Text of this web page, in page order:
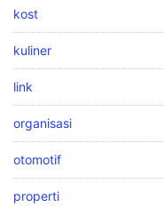
kost
kuliner
link
organisasi
otomotif
properti